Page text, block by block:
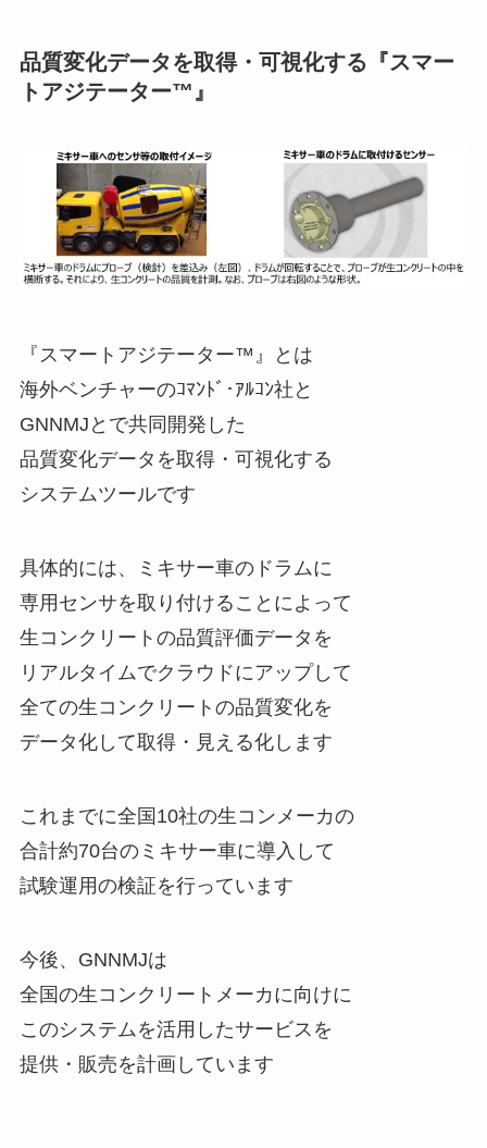
品質変化データを取得・可視化する『スマー
トアジテーター™』
『スマートアジテーター™』とは
海外ベンチャーのｺﾏﾝﾄﾞ･ｱﾙｺﾝ社と
GNNMJとで共同開発した
品質変化データを取得・可視化する
システムツールです
具体的には、ミキサー車のドラムに
専用センサを取り付けることによって
生コンクリートの品質評価データを
リアルタイムでクラウドにアップして
全ての生コンクリートの品質変化を
データ化して取得・見える化します
これまでに全国10社の生コンメーカの
合計約70台のミキサー車に導入して
試験運用の検証を行っています
今後、GNNMJは
全国の生コンクリートメーカに向けに
このシステムを活用したサービスを
提供・販売を計画しています